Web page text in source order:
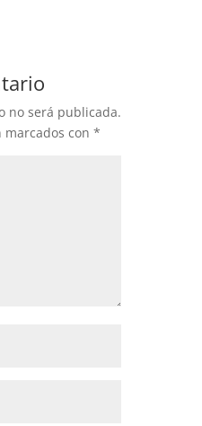
no será publicada.
marcados con*